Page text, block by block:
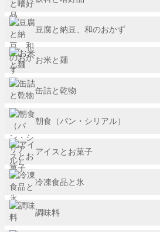
豆腐と納豆、和のおかず
お米と麺
缶詰と乾物
朝食（パン・シリアル）
アイスとお菓子
冷凍食品と氷
調味料